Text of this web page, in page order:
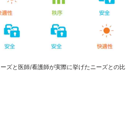
ズと医師/看護師が実際に挙げたニーズとの比